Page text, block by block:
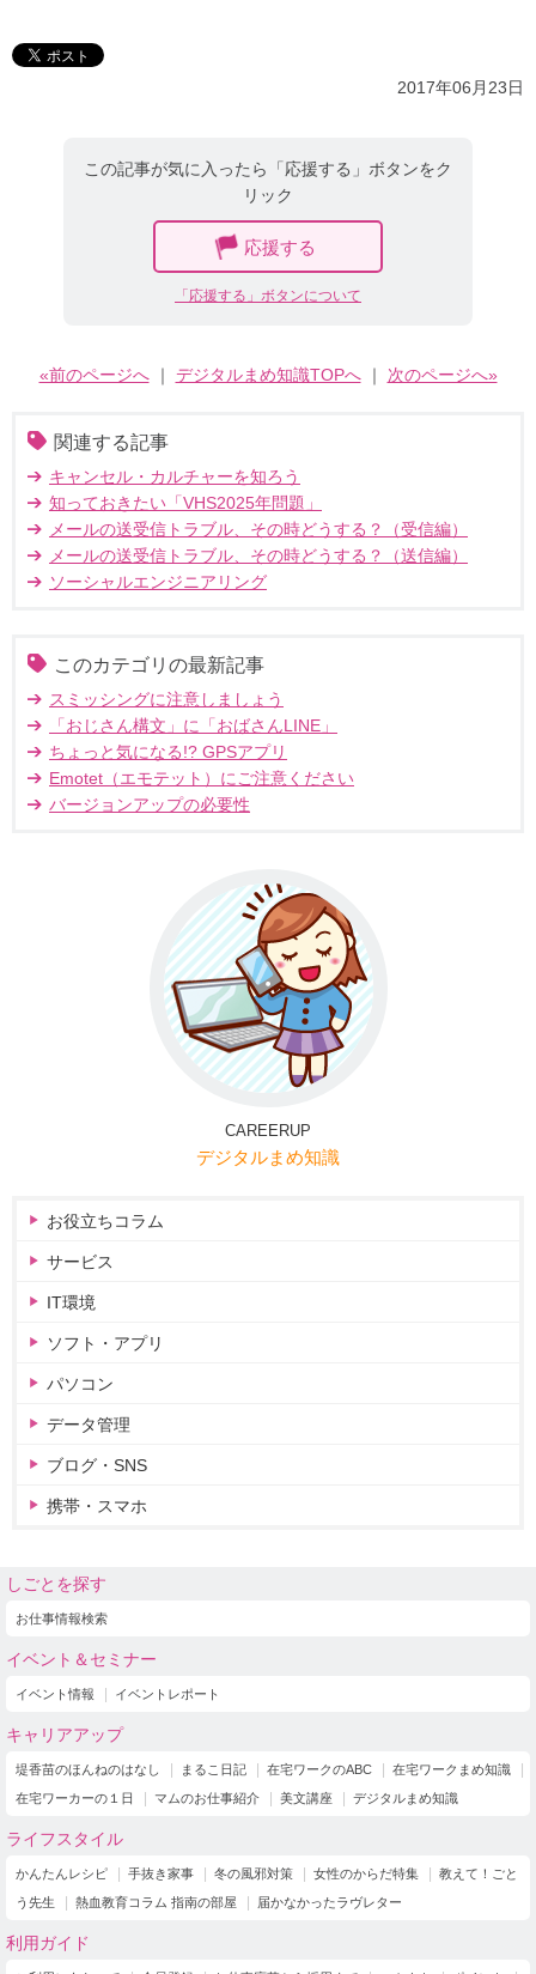
2017年06月23日
この記事が気に入ったら「応援する」ボタンをク
リック
応援する
「応援する」ボタンについて
«前のページへ｜ デジタルまめ知識TOPへ｜ 次のページへ»
関連する記事
キャンセル・カルチャーを知ろう
知っておきたい「VHS2025年問題」
メールの送受信トラブル、その時どうする？（受信編）
メールの送受信トラブル、その時どうする？（送信編）
ソーシャルエンジニアリング
このカテゴリの最新記事
スミッシングに注意しましょう
「おじさん構文」に「おばさんLINE」
ちょっと気になる!? GPSアプリ
Emotet（エモテット）にご注意ください
バージョンアップの必要性
CAREERUP
デジタルまめ知識
お役立ちコラム
サービス
IT環境
ソフト・アプリ
パソコン
データ管理
ブログ・SNS
携帯・スマホ
しごとを探す
お仕事情報検索
イベント＆セミナー
イベント情報 イベントレポート
キャリアアップ
堤香苗のほんねのはなし まるこ日記 在宅ワークのABC
在宅ワークまめ知識
在宅ワーカーの１日
マムのお仕事紹介 美文講座 デジタルまめ知識
ライフスタイル
かんたんレシピ 手抜き家事 冬の風邪対策 女性のからだ特集
教えて！ごと
う先生
熱血教育コラム 指南の部屋 届かなかったラヴレター
利用ガイド